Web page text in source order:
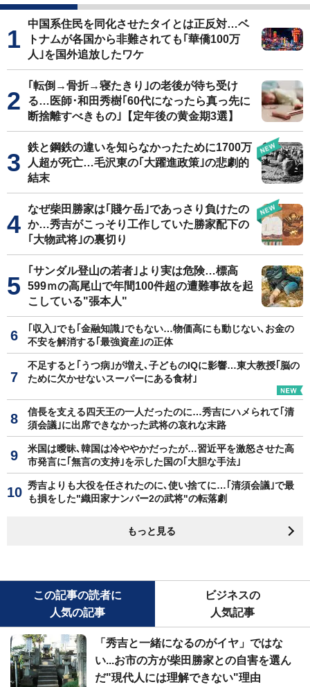
中国系住民を同化させたタイとは正反対…ベ
トナムが各国から非難されても｢華僑100万
人｣を国外追放したワケ
｢転倒→骨折→寝たきり｣の老後が待ち受け
る…医師･和田秀樹｢60代になったら真っ先に
断捨離すべきもの｣【定年後の黄金期3選】
鉄と鋼鉄の違いを知らなかったために1700万
人超が死亡…毛沢東の｢大躍進政策｣の悲劇的
結末
なぜ柴田勝家は｢賤ケ岳｣であっさり負けたの
か…秀吉がこっそり工作していた勝家配下の
｢大物武将｣の裏切り
｢サンダル登山の若者｣より実は危険…標高
599ｍの高尾山で年間100件超の遭難事故を起
こしている"張本人"
｢収入｣でも｢金融知識｣でもない…物価高にも動じない､お金の
不安を解消する｢最強資産｣の正体
不足すると｢うつ病｣が増え､子どものIQに影響…東大教授｢脳の
ために欠かせないスーパーにある食材｣
信長を支える四天王の一人だったのに…秀吉にハメられて｢清
須会議｣に出席できなかった武将の哀れな末路
米国は曖昧､韓国は冷ややかだったが…習近平を激怒させた高
市発言に｢無言の支持｣を示した国の｢大胆な手法｣
秀吉よりも大役を任されたのに､使い捨てに…｢清須会議｣で最
も損をした"織田家ナンバー2の武将"の転落劇
もっと見る
この記事の読者に
人気の記事
ビジネスの
人気記事
「秀吉と一緒になるのがイヤ」ではな
い...お市の方が柴田勝家との自害を選ん
だ"現代人には理解できない"理由